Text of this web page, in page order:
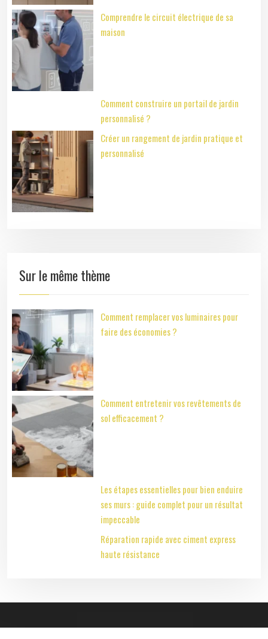
Comprendre le circuit électrique de sa
maison
Comment construire un portail de jardin
personnalisé ?
Créer un rangement de jardin pratique et
personnalisé
Sur le même thème
Comment remplacer vos luminaires pour
faire des économies ?
Comment entretenir vos revêtements de
sol efficacement ?
Les étapes essentielles pour bien enduire
ses murs : guide complet pour un résultat
impeccable
Réparation rapide avec ciment express
haute résistance